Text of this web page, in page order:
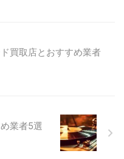
ド買取店とおすすめ業者
業者5選